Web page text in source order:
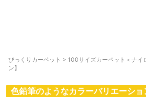
びっくりカーペット > 100サイズカーペット＜ナイ
ン】
色鉛筆のようなカラーバリエーシ